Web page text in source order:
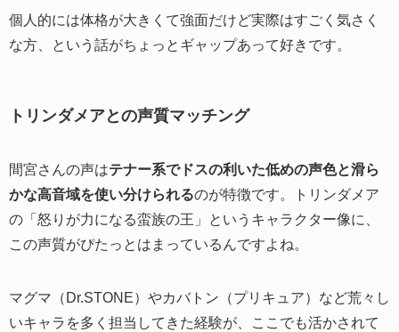
個人的には体格が大きくて強面だけど実際はすごく気さく
な方、という話がちょっとギャップあって好きです。
トリンダメアとの声質マッチング
間宮さんの声はテナー系でドスの利いた低めの声色と滑ら
かな高音域を使い分けられるのが特徴です。トリンダメア
の「怒りが力になる蛮族の王」というキャラクター像に、
この声質がぴたっとはまっているんですよね。
マグマ（Dr.STONE）やカバトン（プリキュア）など荒々し
いキャラを多く担当してきた経験が、ここでも活かされて